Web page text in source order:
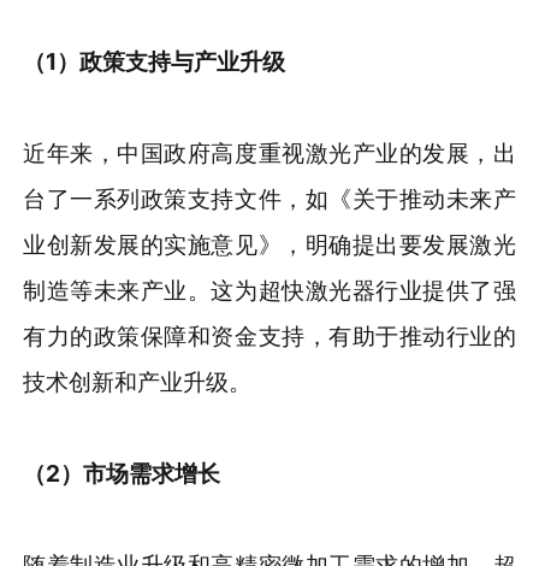
（1）政策支持与产业升级
近年来，中国政府高度重视激光产业的发展，出
台了一系列政策支持文件，如《关于推动未来产
业创新发展的实施意见》，明确提出要发展激光
制造等未来产业。这为超快激光器行业提供了强
有力的政策保障和资金支持，有助于推动行业的
技术创新和产业升级。
（2）市场需求增长